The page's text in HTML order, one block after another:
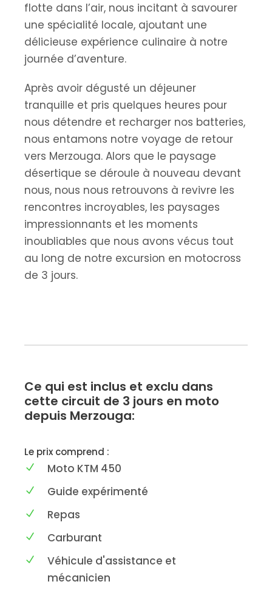
flotte dans l’air, nous incitant à savourer
une spécialité locale, ajoutant une
délicieuse expérience culinaire à notre
journée d’aventure.
Après avoir dégusté un déjeuner
tranquille et pris quelques heures pour
nous détendre et recharger nos batteries,
nous entamons notre voyage de retour
vers Merzouga. Alors que le paysage
désertique se déroule à nouveau devant
nous, nous nous retrouvons à revivre les
rencontres incroyables, les paysages
impressionnants et les moments
inoubliables que nous avons vécus tout
au long de notre excursion en motocross
de 3 jours.
Ce qui est inclus et exclu dans
cette circuit de 3 jours en moto
depuis Merzouga:
Le prix comprend :
Moto KTM 450
Guide expérimenté
Repas
Carburant
Véhicule d'assistance et
mécanicien